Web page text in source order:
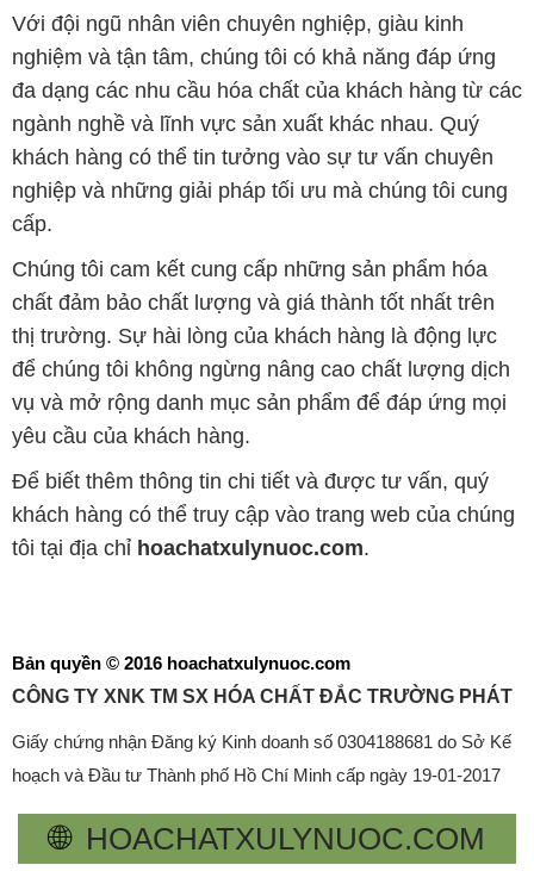
Với đội ngũ nhân viên chuyên nghiệp, giàu kinh
nghiệm và tận tâm, chúng tôi có khả năng đáp ứng
đa dạng các nhu cầu hóa chất của khách hàng từ các
ngành nghề và lĩnh vực sản xuất khác nhau. Quý
khách hàng có thể tin tưởng vào sự tư vấn chuyên
nghiệp và những giải pháp tối ưu mà chúng tôi cung
cấp.
Chúng tôi cam kết cung cấp những sản phẩm hóa
chất đảm bảo chất lượng và giá thành tốt nhất trên
thị trường. Sự hài lòng của khách hàng là động lực
để chúng tôi không ngừng nâng cao chất lượng dịch
vụ và mở rộng danh mục sản phẩm để đáp ứng mọi
yêu cầu của khách hàng.
Để biết thêm thông tin chi tiết và được tư vấn, quý
khách hàng có thể truy cập vào trang web của chúng
tôi tại địa chỉ hoachatxulynuoc.com.
Bản quyền © 2016 hoachatxulynuoc.com
CÔNG TY XNK TM SX HÓA CHẤT ĐẮC TRƯỜNG PHÁT
Giấy chứng nhận Đăng ký Kinh doanh số 0304188681 do Sở Kế
hoạch và Đầu tư Thành phố Hồ Chí Minh cấp ngày 19-01-2017
🌐 HOACHATXULYNUOC.COM